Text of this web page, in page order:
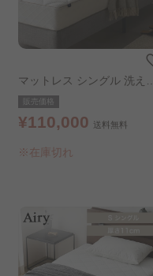
敷パッド・シーツ
ひんやり夏寝具
マットレス シングル 洗える
グランデエアリー LX16A-S
シングルサイズ ホワイト
販売価格
¥110,000 送料無料
※在庫切れ